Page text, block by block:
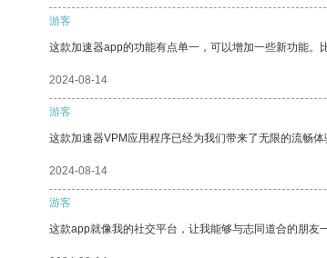
游客
这款加速器app的功能有点单一，可以增加一些新功能。
2024-08-14
游客
这款加速器VPM应用程序已经为我们带来了无限的流畅体
2024-08-14
游客
这款app就像我的社交平台，让我能够与志同道合的朋友